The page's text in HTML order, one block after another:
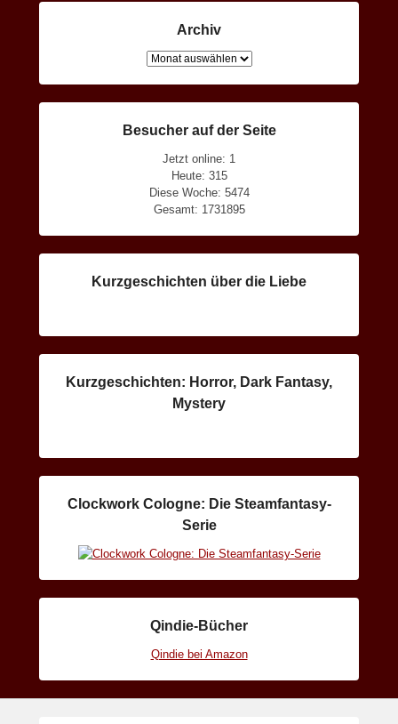
Archiv
Archiv
Besucher auf der Seite
Jetzt online: 1
Heute: 315
Diese Woche: 5474
Gesamt: 1731895
Kurzgeschichten über die Liebe
Kurzgeschichten: Horror, Dark Fantasy,
Mystery
Clockwork Cologne: Die Steamfantasy-
Serie
Qindie-Bücher
Qindie bei Amazon